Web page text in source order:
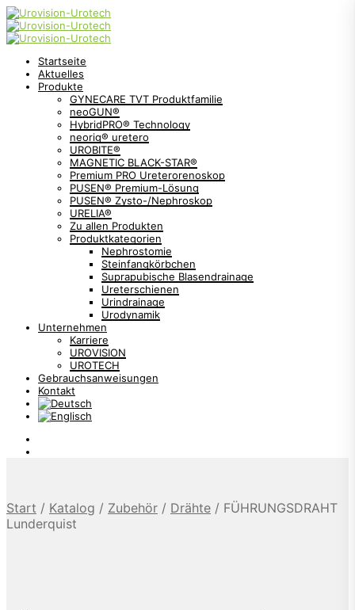
Startseite
Aktuelles
Produkte
GYNECARE TVT Produktfamilie
neoGUN®
HybridPRO® Technology
neorig® uretero
UROBITE®
MAGNETIC BLACK-STAR®
Premium PRO Ureterorenoskop
PUSEN® Premium-Lösung
PUSEN® Zysto-/Nephroskop
URELIA®
Zu allen Produkten
Produktkategorien
Nephrostomie
Steinfangkörbchen
Suprapubische Blasendrainage
Ureterschienen
Urindrainage
Urodynamik
Unternehmen
Karriere
UROVISION
UROTECH
Gebrauchsanweisungen
Kontakt
Start / Katalog / Zubehör / Drähte / FÜHRUNGSDRAHT
Lunderquist